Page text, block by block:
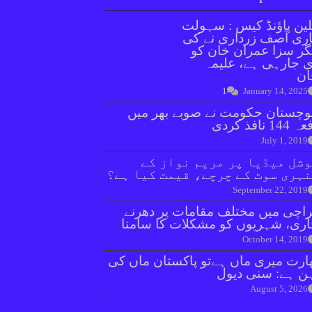
پاؤنڈ کیس : سہولت
آصف زرداری نے کی
سزا عمران خان کو
جارہی ہے، علیمہ
January 14, 2025
1
حکومت نے صوبے بھر میں
نافذ کردی
July 1, 2019
میڈیا پر مریم نواز کے
سوٹ کے چرچے، قیمت کیا ہے؟
September 22, 2019
میں مختلف مقامات پر دھرنے
شہریوں کو مشکلات کا سامنا
October 14, 2019
میری ماں ہےتو پاکستان ماں کی
ہے: سنی دیول
August 5, 2026